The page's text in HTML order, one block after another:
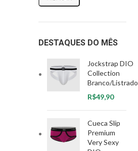
Rosa
Turquesa 5
Verde
Vermelho 7
DESTAQUES DO MÊS
Jockstrap DIO
Collection
Branco/Listrado
R$
Cueca Slip
Premium
Very Sexy